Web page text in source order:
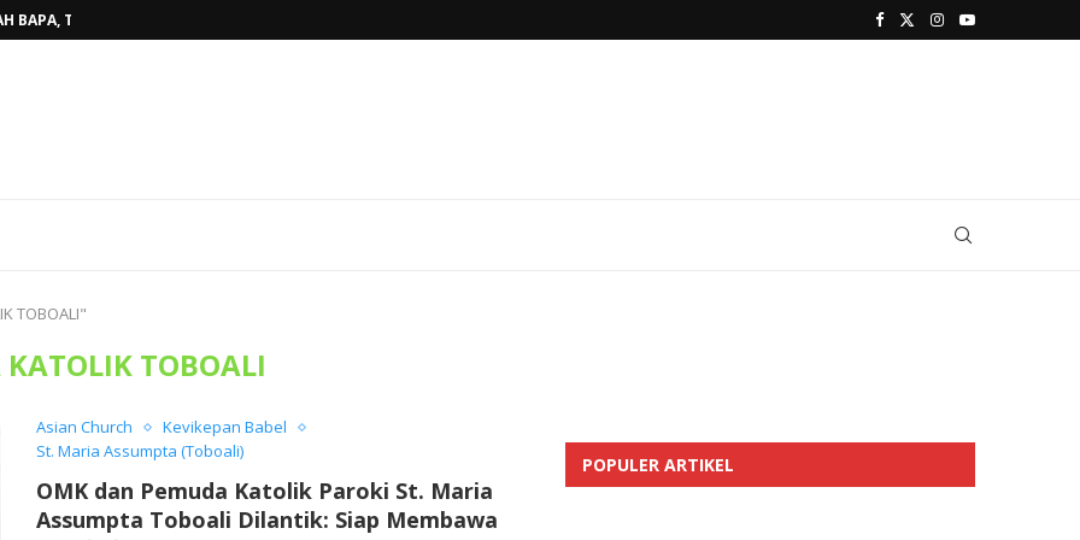
BAPA, TINGGALKAN...
TOBOALI"
KATOLIK TOBOALI
Asian Church
Kevikepan Babel
St. Maria Assumpta (Toboali)
OMK dan Pemuda Katolik Paroki St. Maria
Assumpta Toboali Dilantik: Siap Membawa
POPULER ARTIKEL